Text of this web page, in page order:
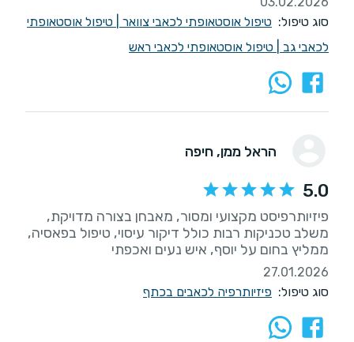
סוג טיפול: טיפול אוסטאופתי לכאבי צוואר
טיפול אוסטאופתי
לכאבי גב
טיפול אוסטאופתי לכאבי ראש
הראל ממן, חיפה
5.0
פיזיותרפיסט מקצועי ומסור, מאבחן בצורה מדויקת,
משלב טכניקות רבות כולל דיקור עיסוי, טיפול בפאסיה,
ממליץ בחום על יוסף, איש נעים ואכפתי
27.01.2026
סוג טיפול: פיזיותרפיה לכאבים בכתף